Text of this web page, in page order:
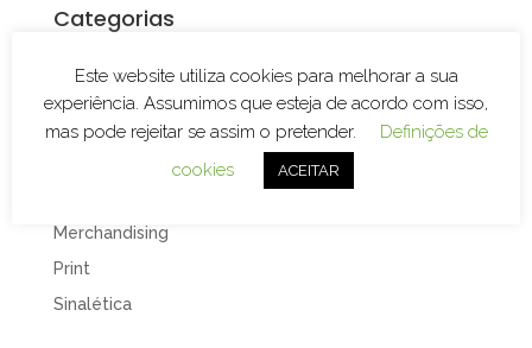
Categorias
Decoração de Viaturas
Design e Publicidade
Merchandising
Print
Sinalética
Este website utiliza cookies para melhorar a sua
experiência. Assumimos que esteja de acordo com isso,
mas pode rejeitar se assim o pretender.
Definições de
cookies
ACEITAR